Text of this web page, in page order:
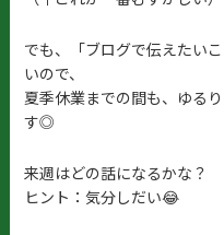
でも、「ブログで伝えたい
いので、
夏季休業までの間も、ゆる
す◎
来週はどの話になるかな？
ヒント：気分しだい😂